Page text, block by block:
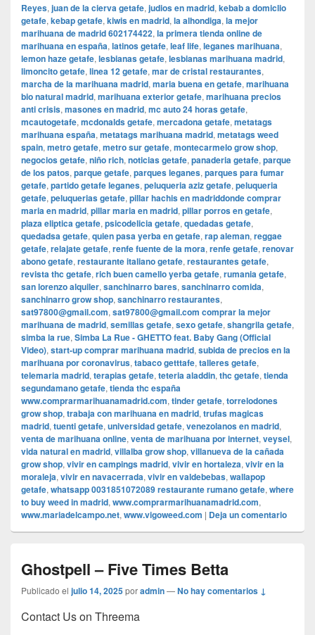
Reyes, juan de la cierva getafe, judios en madrid, kebab a domiclio
getafe, kebap getafe, kiwis en madrid, la alhondiga, la mejor
marihuana de madrid 602174422, la primera tienda online de
marihuana en españa, latinos getafe, leaf life, leganes marihuana,
lemon haze getafe, lesbianas getafe, lesbianas marihuana madrid,
limoncito getafe, linea 12 getafe, mar de cristal restaurantes,
marcha de la marihuana madrid, maria buena en getafe, marihuana
bio natural madrid, marihuana exterior getafe, marihuana precios
anti crisis, masones en madrid, mc auto 24 horas getafe,
mcautogetafe, mcdonalds getafe, mercadona getafe, metatags
marihuana españa, metatags marihuana madrid, metatags weed
spain, metro getafe, metro sur getafe, montecarmelo grow shop,
negocios getafe, niño rich, noticias getafe, panaderia getafe, parque
de los patos, parque getafe, parques leganes, parques para fumar
getafe, partido getafe leganes, peluqueria aziz getafe, peluqueria
getafe, peluquerias getafe, pillar hachis en madriddonde comprar
maria en madrid, pillar maria en madrid, pillar porros en getafe,
plaza eliptica getafe, psicodelicia getafe, quedadas getafe,
quedadsa getafe, quien pasa yerba en getafe, rap aleman, reggae
getafe, relajate getafe, renfe fuente de la mora, renfe getafe, renovar
abono getafe, restaurante italiano getafe, restaurantes getafe,
revista thc getafe, rich buen camello yerba getafe, rumania getafe,
san lorenzo alquiler, sanchinarro bares, sanchinarro comida,
sanchinarro grow shop, sanchinarro restaurantes,
sat97800@gmail.com, sat97800@gmail.com comprar la mejor
marihuana de madrid, semillas getafe, sexo getafe, shangrila getafe,
simba la rue, Simba La Rue - GHETTO feat. Baby Gang (Official
Video), start-up comprar marihuana madrid, subida de precios en la
marihuana por coronavirus, tabaco getttafe, talleres getafe,
telemaria madrid, terapias getafe, teteria aladdin, thc getafe, tienda
segundamano getafe, tienda thc españa
www.comprarmarihuanamadrid.com, tinder getafe, torrelodones
grow shop, trabaja con marihuana en madrid, trufas magicas
madrid, tuenti getafe, universidad getafe, venezolanos en madrid,
venta de marihuana online, venta de marihuana por internet, veysel,
vida natural en madrid, villalba grow shop, villanueva de la cañada
grow shop, vivir en campings madrid, vivir en hortaleza, vivir en la
moraleja, vivir en navacerrada, vivir en valdebebas, wallapop
getafe, whatsapp 0031851072089 restaurante rumano getafe, where
to buy weed in madrid, www.comprarmarihuanamadrid.com,
www.mariadelcampo.net, www.vigoweed.com | Deja un comentario
Ghostpell – Five Times Betta
Publicado el julio 14, 2025poradmin—No hay comentarios ↓
Contact Us on Threema